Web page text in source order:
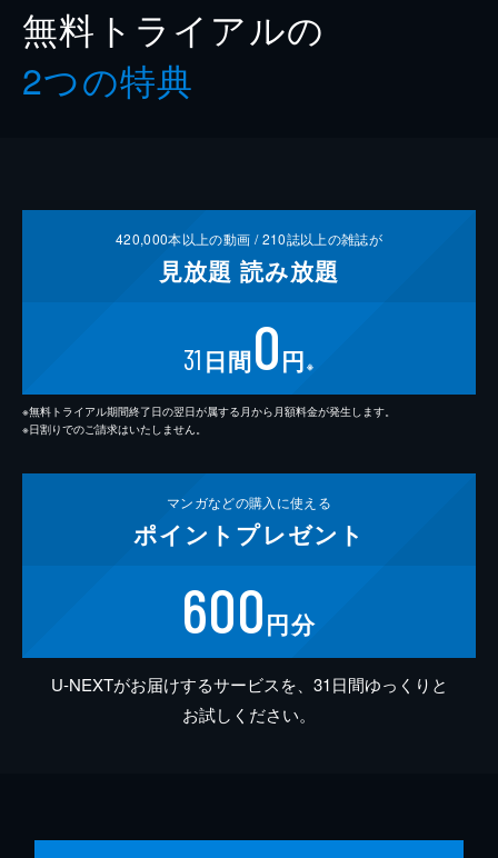
無料トライアルの
2つの特典
420,000本以上の動画 /210誌以上の雑誌が
見放題 読み放題
31 日間0円 ※
※無料トライアル期間終了日の翌日が属する月から月額料金が発生します。
※日割りでのご請求はいたしません。
マンガなどの購入に使える
ポイント プレゼント
600円分
U-NEXTがお届けするサービスを、31日間ゆっくりと
お試しください。